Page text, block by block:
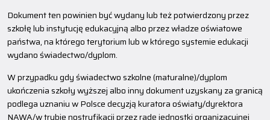
Dokument ten powinien być wydany lub też potwierdzony przez
szkołę lub instytucję edukacyjną albo przez władze oświatowe
państwa, na którego terytorium lub w którego systemie edukacji
wydano świadectwo/dyplom.
W przypadku gdy świadectwo szkolne (maturalne)/dyplom
ukończenia szkoły wyższej albo inny dokument uzyskany za granicą
podlega uznaniu w Polsce decyzją kuratora oświaty/dyrektora
NAWA/w trybie nostryfikacji przez radę jednostki organizacyjnej